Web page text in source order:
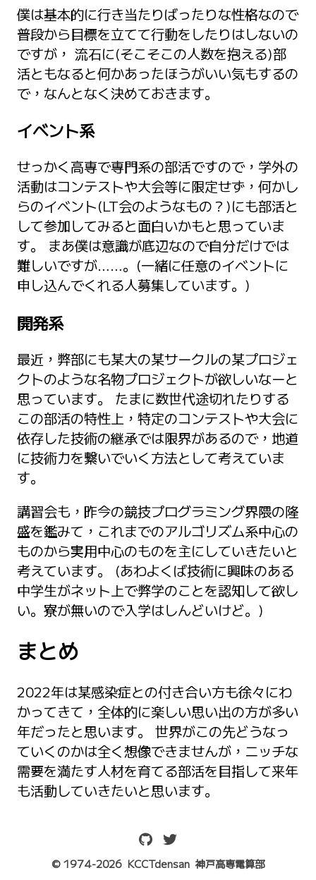
僕は基本的に行き当たりばったりな性格なので
普段から目標を立てて行動をしたりはしないの
ですが， 流石に(そこそこの人数を抱える)部
活ともなると何かあったほうがいい気もするの
で，なんとなく決めておきます。
イベント系
せっかく高専で専門系の部活ですので，学外の
活動はコンテストや大会等に限定せず，何かし
らのイベント(LT会のようなもの？)にも部活と
して参加してみると面白いかもと思っていま
す。 まあ僕は意識が底辺なので自分だけでは
難しいですが……。(一緒に任意のイベントに
申し込んでくれる人募集しています。)
開発系
最近，弊部にも某大の某サークルの某プロジェ
クトのような名物プロジェクトが欲しいなーと
思っています。 たまに数世代途切れたりする
この部活の特性上，特定のコンテストや大会に
依存した技術の継承では限界があるので，地道
に技術力を繋いでいく方法として考えていま
す。
講習会も，昨今の競技プログラミング界隈の隆
盛を鑑みて，これまでのアルゴリズム系中心の
ものから実用中心のものを主にしていきたいと
考えています。 (あわよくば技術に興味のある
中学生がネット上で弊学のことを認知して欲し
い。寮が無いので入学はしんどいけど。)
まとめ
2022年は某感染症との付き合い方も徐々にわ
かってきて，全体的に楽しい思い出の方が多い
年だったと思います。 世界がこの先どうなっ
ていくのかは全く想像できませんが，ニッチな
需要を満たす人材を育てる部活を目指して来年
も活動していきたいと思います。
© 1974-2026 KCCTdensan 神戸高専電算部